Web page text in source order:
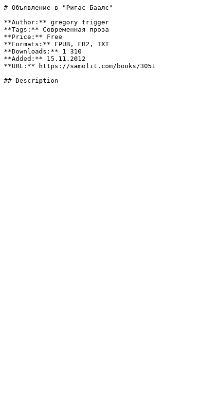
# Объявление в "Ригас Баалс"
**Author:** gregory trigger
**Tags:** Современная проза
**Price:** Free
**Formats:** EPUB, FB2, TXT
**Downloads:** 1 310
**Added:** 15.11.2012
**URL:** https://samolit.com/books/3051
## Description